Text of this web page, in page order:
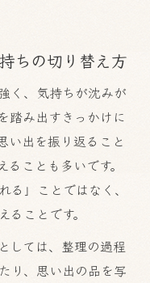
ちの切り替え方
く、気持ちが沈みが
踏み出すきっかけに
い出を振り返ること
ことも多いです。
」ことではなく、
ことです。
しては、整理の過程
り、思い出の品を写